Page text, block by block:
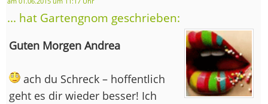
... hat Gartengnom geschrieben:
Guten Morgen Andrea
ach du Schreck – hoffentlich
geht es dir wieder besser! Ich